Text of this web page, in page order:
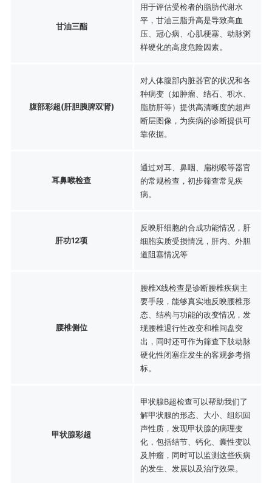
甘油三酯
用于评估受检者的脂肪代谢水
平，甘油三脂升高是导致高血
压、冠心病、心肌梗塞、动脉粥
样硬化的高度危险因素。
腹部彩超(肝胆胰脾双肾)
对人体腹部内脏器官的状况和各
种病变（如肿瘤、结石、积水、
脂肪肝等）提供高清晰度的超声
断层图像，为疾病的诊断提供可
靠依据。
耳鼻喉检查
通过对耳、鼻咽、扁桃喉等器官
的常规检查，初步筛查常见疾
病。
肝功12项
反映肝细胞的合成功能情况，肝
细胞实质受损情况，肝内、外胆
道阻塞情况等
腰椎侧位
腰椎X线检查是诊断腰椎疾病主
要手段，能够真实地反映腰椎形
态、结构与功能的改变情况，发
现腰椎退行性改变和椎间盘突
出，同时还可作为筛查下肢动脉
硬化性闭塞症发生的客观参考指
标。
甲状腺彩超
甲状腺B超检查可以帮助我们了
解甲状腺的形态、大小、组织回
声性质，发现甲状腺的病理变
化，包括结节、钙化、囊性变以
及肿瘤，同时可以监测这些疾病
的发生、发展以及治疗效果。